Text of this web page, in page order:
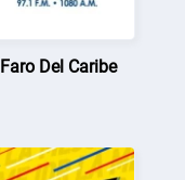
Faro Del Caribe